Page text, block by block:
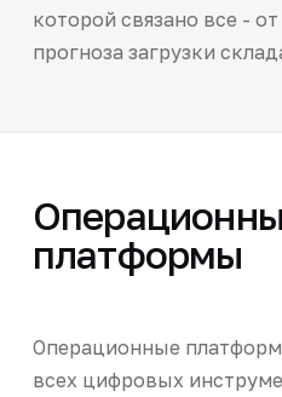
которой связано все -
прогноза загрузки
платформы
Операционные
всех цифровых